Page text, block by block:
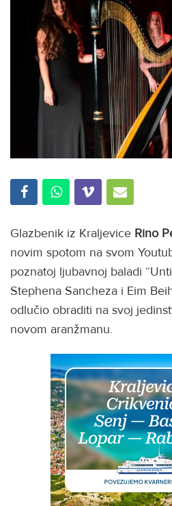
Glazbenik iz Kraljevice Rino
novim spotom na svom
poznatoj ljubavnoj baladi
Stephena Sancheza i Eim
odlučio obraditi na svoj
novom aranžmanu.